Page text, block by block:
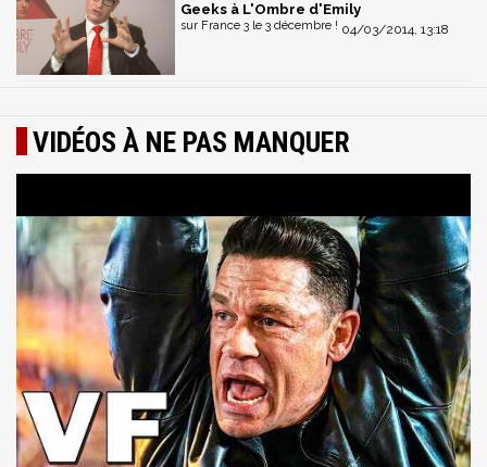
Geeks à L'Ombre d'Emily
04/03/2014, 13:18
sur France 3 le 3 décembre !
VIDÉOS À NE PAS MANQUER